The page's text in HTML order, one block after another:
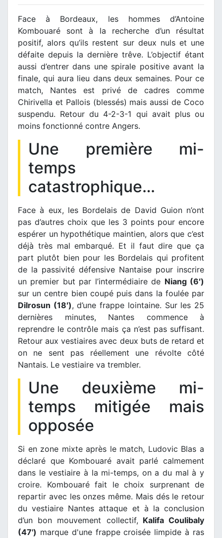
Face à Bordeaux, les hommes d’Antoine
Kombouaré sont à la recherche d’un résultat
positif, alors qu’ils restent sur deux nuls et une
défaite depuis la dernière trêve. L’objectif étant
aussi d’entrer dans une spirale positive avant la
finale, qui aura lieu dans deux semaines. Pour ce
match, Nantes est privé de cadres comme
Chirivella et Pallois (blessés) mais aussi de Coco
suspendu. Retour du 4-2-3-1 qui avait plus ou
moins fonctionné contre Angers.
Une première mi-
temps
catastrophique…
Face à eux, les Bordelais de David Guion n’ont
pas d’autres choix que les 3 points pour encore
espérer un hypothétique maintien, alors que c’est
déjà très mal embarqué. Et il faut dire que ça
part plutôt bien pour les Bordelais qui profitent
de la passivité défensive Nantaise pour inscrire
un premier but par l’intermédiaire de Niang (6′)
sur un centre bien coupé puis dans la foulée par
Dilrosun (18′), d’une frappe lointaine. Sur les 25
dernières minutes, Nantes commence à
reprendre le contrôle mais ça n’est pas suffisant.
Retour aux vestiaires avec deux buts de retard et
on ne sent pas réellement une révolte côté
Nantais. Le vestiaire va trembler.
Une deuxième mi-
temps mitigée mais
opposée
Si en zone mixte après le match, Ludovic Blas a
déclaré que Kombouaré avait parlé calmement
dans le vestiaire à la mi-temps, on a du mal à y
croire. Kombouaré fait le choix surprenant de
repartir avec les onzes même. Mais dés le retour
du vestiaire Nantes attaque et à la conclusion
d’un bon mouvement collectif, Kalifa Coulibaly
(47') marque d'une frappe croisée limpide à ras